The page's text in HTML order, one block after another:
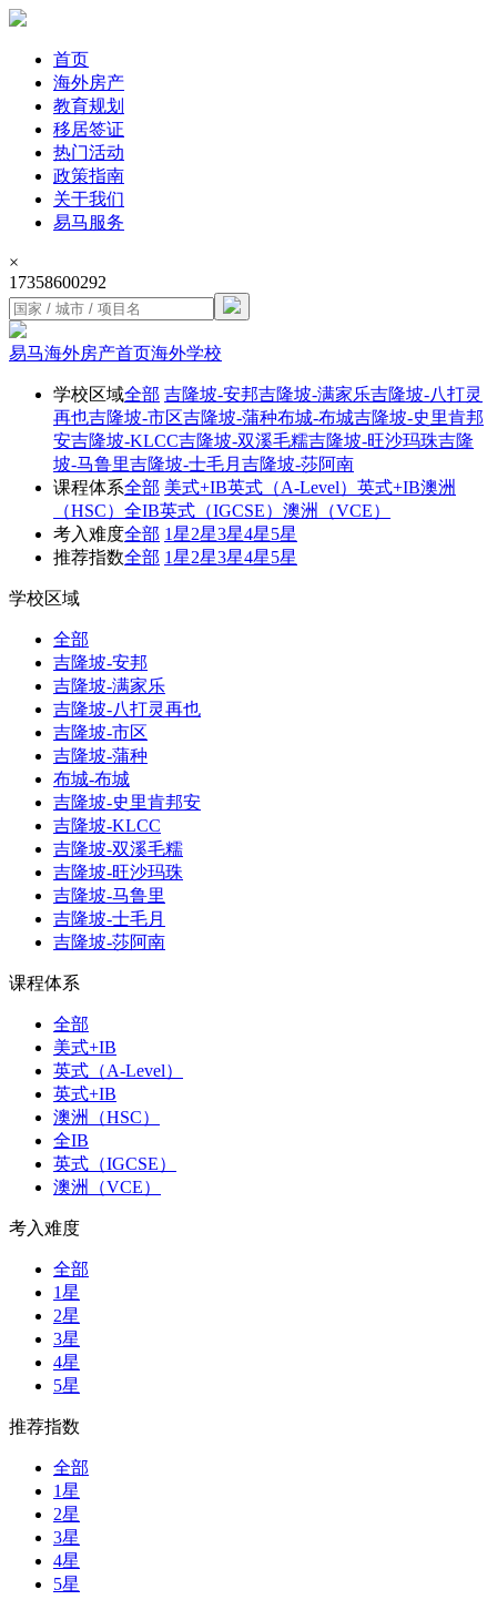
首页
海外房产
教育规划
移居签证
热门活动
政策指南
关于我们
易马服务
×
17358600292
易马海外房产首页海外学校
学校区域全部 吉隆坡-安邦吉隆坡-满家乐吉隆坡-八打灵
再也吉隆坡-市区吉隆坡-蒲种布城-布城吉隆坡-史里肯邦
安吉隆坡-KLCC吉隆坡-双溪毛糯吉隆坡-旺沙玛珠吉隆
坡-马鲁里吉隆坡-士毛月 吉隆坡-莎阿南
课程体系全部 美式+IB英式（A-Level） 英式+IB澳洲
（HSC） 全IB英式（IGCSE） 澳洲（VCE）
考入难度全部 1星2星3星4星5星
推荐指数全部 1星2星3星4星5星
学校区域
全部
吉隆坡-安邦
吉隆坡-满家乐
吉隆坡-八打灵再也
吉隆坡-市区
吉隆坡-蒲种
布城-布城
吉隆坡-史里肯邦安
吉隆坡-KLCC
吉隆坡-双溪毛糯
吉隆坡-旺沙玛珠
吉隆坡-马鲁里
吉隆坡-士毛月
吉隆坡-莎阿南
课程体系
全部
美式+IB
英式（A-Level）
英式+IB
澳洲（HSC）
全IB
英式（IGCSE）
澳洲（VCE）
考入难度
全部
1星
2星
3星
4星
5星
推荐指数
全部
1星
2星
3星
4星
5星